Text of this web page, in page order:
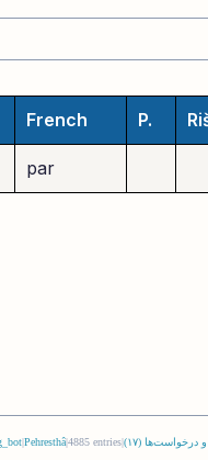
French P.
par
|Pehresthâ|4885 entries| و درخواست‌ها (١٧)